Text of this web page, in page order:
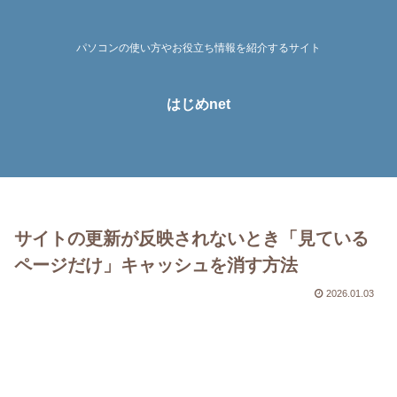
パソコンの使い方やお役立ち情報を紹介するサイト
はじめnet
サイトの更新が反映されないとき「見ている
ページだけ」キャッシュを消す方法
2026.01.03